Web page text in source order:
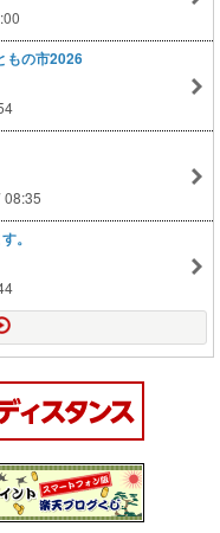
もの市2026
08:35
。